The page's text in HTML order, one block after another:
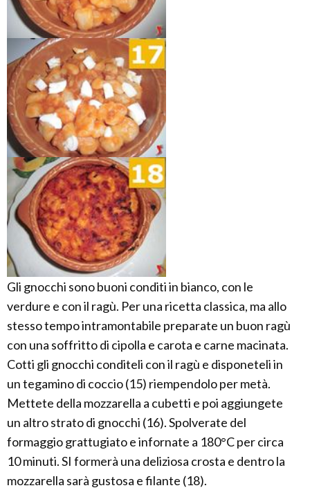
Gli gnocchi sono buoni conditi in bianco, con le
verdure e con il ragù. Per una ricetta classica, ma allo
stesso tempo intramontabile preparate un buon ragù
con una soffritto di cipolla e carota e carne macinata.
Cotti gli gnocchi conditeli con il ragù e disponeteli in
un tegamino di coccio (15) riempendolo per metà.
Mettete della mozzarella a cubetti e poi aggiungete
un altro strato di gnocchi (16). Spolverate del
formaggio grattugiato e infornate a 180°C per circa
10 minuti. SI formerà una deliziosa crosta e dentro la
mozzarella sarà gustosa e filante (18).